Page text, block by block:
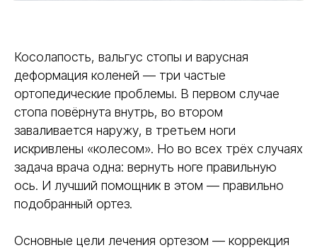
Косолапость, вальгус стопы и варусная
деформация коленей — три частые
ортопедические проблемы. В первом случае
стопа повёрнута внутрь, во втором
заваливается наружу, в третьем ноги
искривлены «колесом». Но во всех трёх случаях
задача врача одна: вернуть ноге правильную
ось. И лучший помощник в этом — правильно
подобранный ортез.
Основные цели лечения ортезом — коррекция